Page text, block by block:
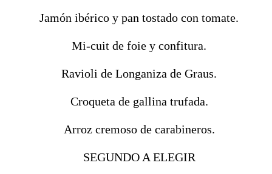
Jamón ibérico y pan tostado con tomate.
Mi-cuit de foie y confitura.
Ravioli de Longaniza de Graus.
Croqueta de gallina trufada.
Arroz cremoso de carabineros.
SEGUNDO A ELEGIR